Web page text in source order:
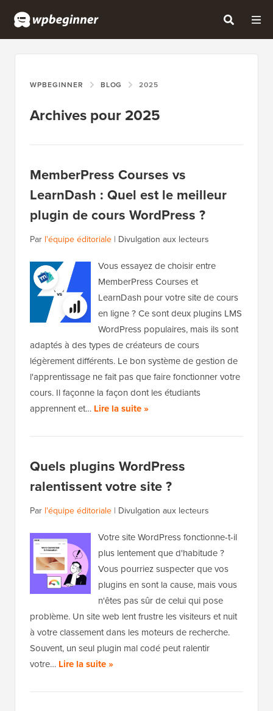
WPBEGINNER BLOG 2025
Archives pour 2025
MemberPress Courses vs
LearnDash : Quel est le meilleur
plugin de cours WordPress ?
Par l'équipe éditoriale | Divulgation aux lecteurs
Vous essayez de choisir entre
MemberPress Courses et
LearnDash pour votre site de cours
en ligne ? Ce sont deux plugins LMS
WordPress populaires, mais ils sont
adaptés à des types de créateurs de cours
légèrement différents. Le bon système de gestion de
l'apprentissage ne fait pas que faire fonctionner votre
cours. Il façonne la façon dont les étudiants
apprennent et… Lire la suite »
Quels plugins WordPress
ralentissent votre site ?
Par l'équipe éditoriale | Divulgation aux lecteurs
Votre site WordPress fonctionne-t-il
plus lentement que d'habitude ?
Vous pourriez suspecter que vos
plugins en sont la cause, mais vous
n'êtes pas sûr de celui qui pose
problème. Un site web lent frustre les visiteurs et nuit
à votre classement dans les moteurs de recherche.
Souvent, un seul plugin mal codé peut ralentir
votre… Lire la suite »